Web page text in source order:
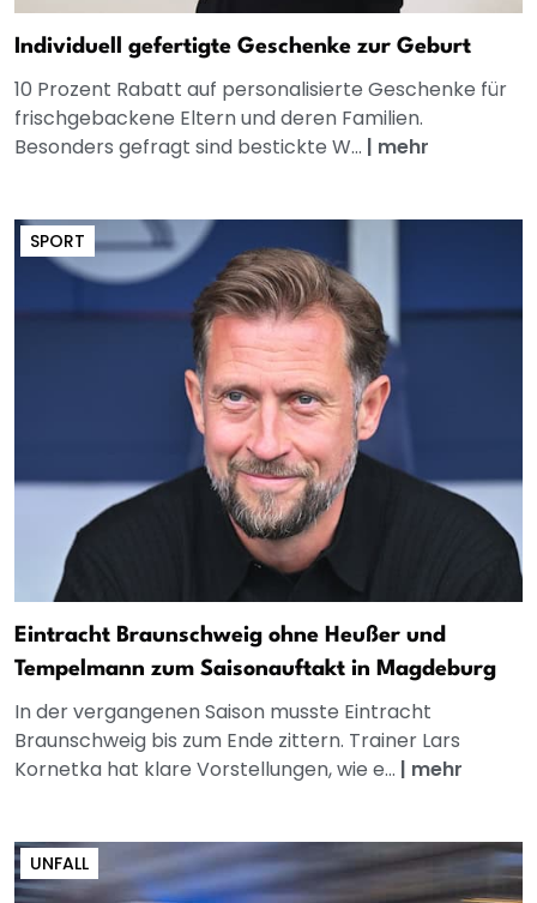
Individuell gefertigte Geschenke zur Geburt
10 Prozent Rabatt auf personalisierte Geschenke für
frischgebackene Eltern und deren Familien.
Besonders gefragt sind bestickte W... | mehr
SPORT
Eintracht Braunschweig ohne Heußer und
Tempelmann zum Saisonauftakt in Magdeburg
In der vergangenen Saison musste Eintracht
Braunschweig bis zum Ende zittern. Trainer Lars
Kornetka hat klare Vorstellungen, wie e... | mehr
UNFALL